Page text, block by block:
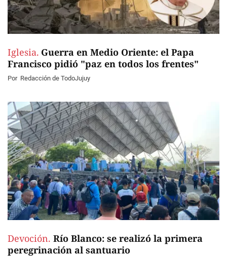
Iglesia. Guerra en Medio Oriente: el Papa
Francisco pidió "paz en todos los frentes"
Por Redacción de TodoJujuy
Devoción. Río Blanco: se realizó la primera
peregrinación al santuario